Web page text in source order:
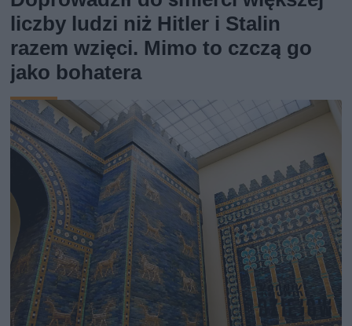
liczby ludzi niż Hitler i Stalin
razem wzięci. Mimo to czczą go
jako bohatera